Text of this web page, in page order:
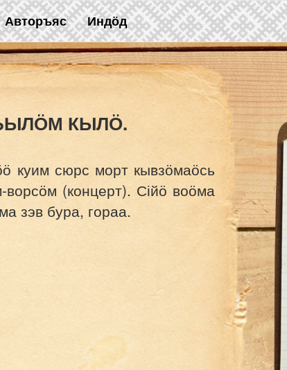
Авторъяс Индӧд
КЫЛӦ.
куим сюрс морт кывзӧмаӧсь
(концерт). Сійӧ воӧма
зэв бура, гораа.